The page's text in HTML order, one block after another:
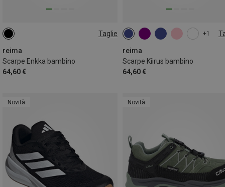
Taglie
reima
Scarpe Enkka bambino
64,60 €
+1
reima
Scarpe Kiirus bambino
64,60 €
Novità Novità